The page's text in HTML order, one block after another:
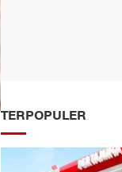
TERPOPULER